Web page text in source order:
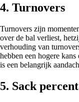
4. Turnovers
Turnovers zijn
over de bal verliest,
verhouding van
hebben een hogere
is een belangrijk
5. Sack